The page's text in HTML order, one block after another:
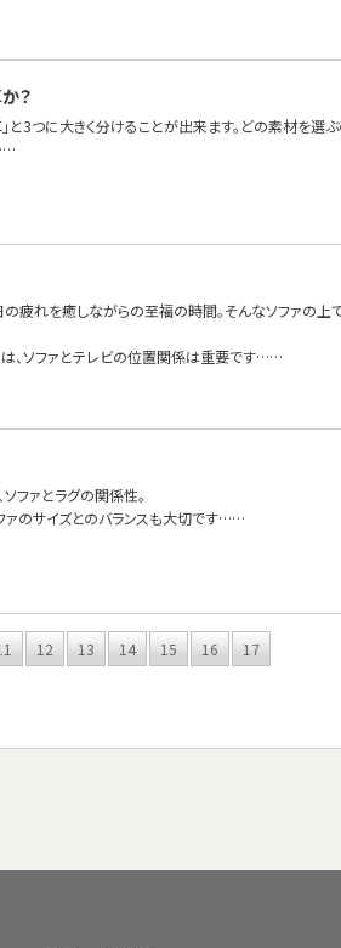
？
革」と3つに大きく分けることが出来ます。どの素材を
の疲れを癒しながらの至福の時間。そんなソファの
は、ソファとテレビの位置関係は重要です……
ファとラグの関係性。
ァのサイズとのバランスも大切です……
12 13 14 15 16
17